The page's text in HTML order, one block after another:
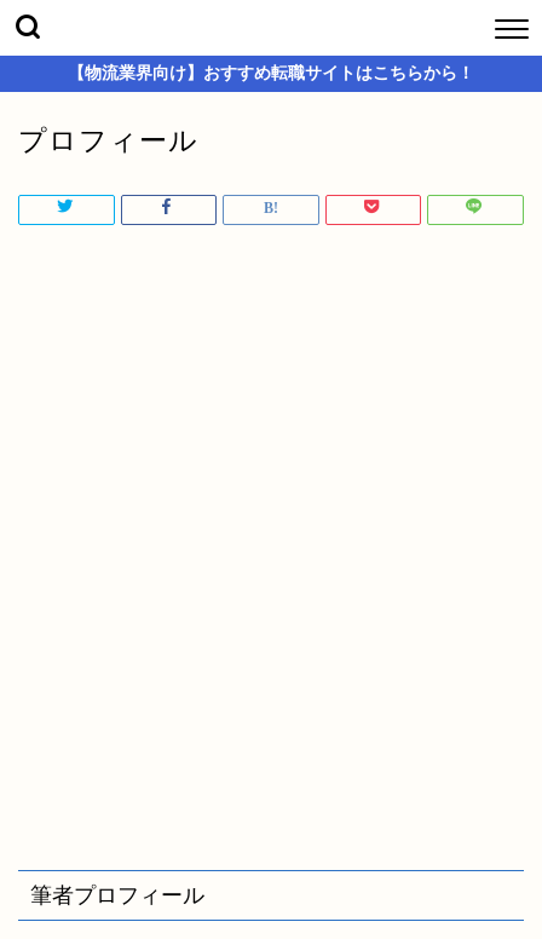
【物流業界向け】おすすめ転職サイトはこちらから！
プロフィール
筆者プロフィール